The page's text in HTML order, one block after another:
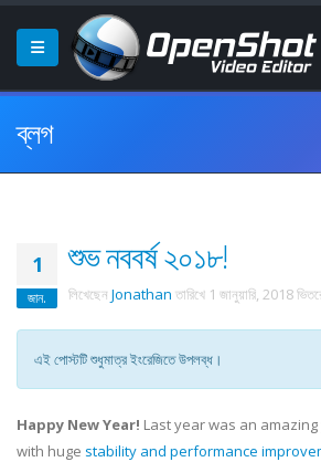
ব্লগ
1
জান.
শুভ নববর্ষ ২০১৮!
লিখেছেন Jonathan তারিখে 1 জানুয়ারি, 2018
এই পোস্টটি শুধুমাত্র ইংরেজিতে উপলব্ধ।
Happy New Year! Last year was an
with huge stability and performance